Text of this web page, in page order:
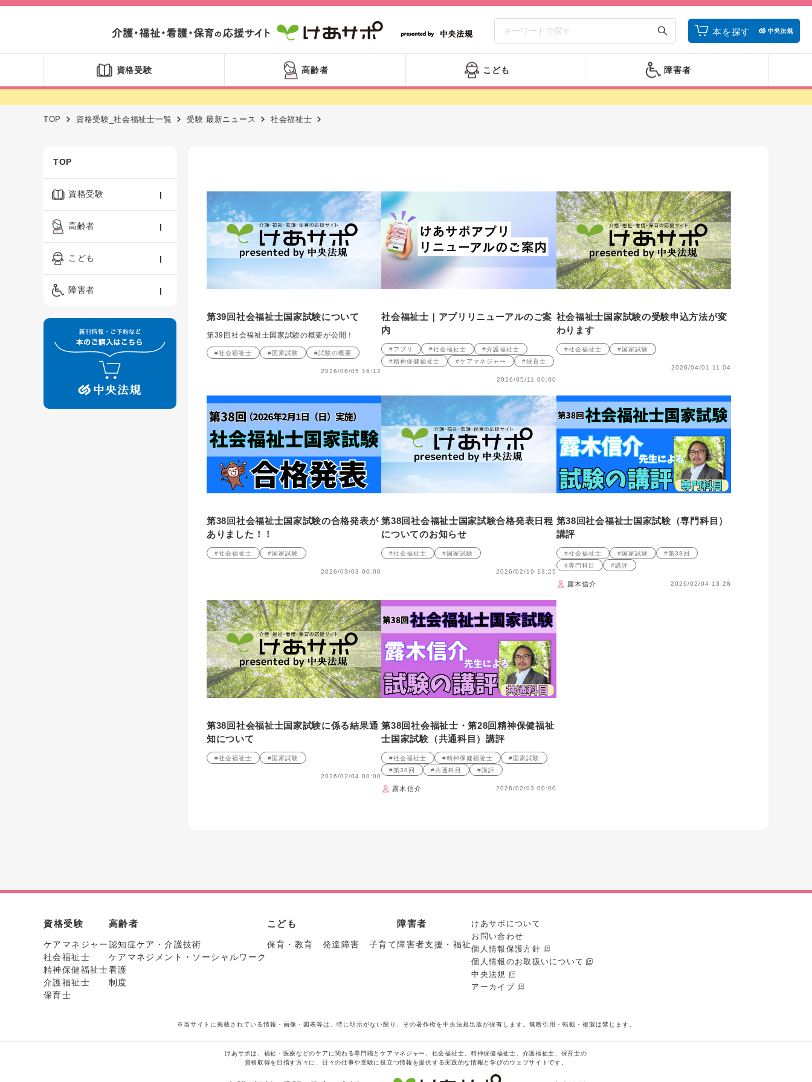
本を探す
資格受験 高齢者 こども 障害者
TOP 資格受験_社会福祉士一覧 受験 最新ニュース 社会福祉士
TOP
資格受験
ケアマネジャー
精神保健福祉士
保育士
高齢者
認知症ケア・介護技術
ーシャルワーク
看護
制度
こども
保育・教育／発達障害
障害者
障害者支援・福祉 第39回社会福祉士国家試験について
第39回社会福祉士国家試験の概要が公開！
#社会福祉士 #国家試験 #試験の概要
2026/06/05 16:12
社会福祉士｜アプリリニューアルのご案
内
#アプリ #社会福祉士
#介護福祉士
#精神保健福祉士
#ケアマネジャー #保育士
2026/05/11 00:00
社会福祉士国家試験の受験申込方法が変
わります
#社会福祉士 #国家試験
2026/04/01 11:04
第38回社会福祉士国家試験の合格発表が
ありました！！
#社会福祉士 #国家試験
2026/03/03 00:00
第38回社会福祉士国家試験合格発表日程
についてのお知らせ
#社会福祉士 #国家試験
2026/02/19 13:25
第38回社会福祉士国家試験（専門科目）
講評
#社会福祉士 #国家試験
#第38回
#専門科目
#講評
露木信介 2026/02/04 13:28
第38回社会福祉士国家試験に係る結果通
知について
#社会福祉士 #国家試験
2026/02/04 00:00
第38回社会福祉士・第28回精神保健福祉
士国家試験（共通科目）講評
#社会福祉士 #精神保健福祉士
#国家試験
#第38回
#共通科目 #講評
露木信介 2026/02/03 00:00
資格受験
ケアマネジャー
社会福祉士
精神保健福祉士
介護福祉士
保育士
高齢者
認知症ケア・介護技術
ケアマネジメント・ソーシャルワーク
看護
制度
こども
保育・教育 発達障害 子育て
障害者
障害者支援・福祉
けあサポについて
お問い合わせ
個人情報保護方針
個人情報のお取扱いについて
中央法規
アーカイブ
※当サイトに掲載されている情報・画像・図表等は、特に明示がない限り、その著作権を中央法規出版が保有します。無断引用・転載・複製は禁じます。
けあサポは、福祉・医療などのケアに関わる専門職とケアマネジャー、社会福祉士、精神保健福祉士、介護福祉士、保育士の
資格取得を目指す方々に、日々の仕事や受験に役立つ情報を提供する実践的な情報と学びのウェブサイトです。